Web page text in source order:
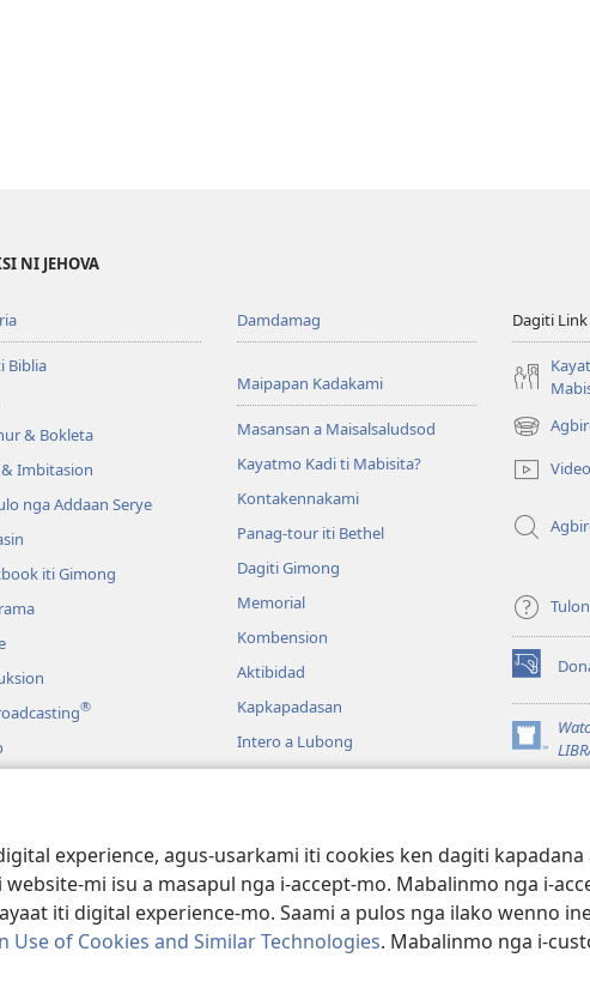
experience, agus-usarkami iti cookies ken dagiti
mi isu a masapul nga i-accept-mo. Mabalinmo nga i-
iti digital experience-mo. Saami a pulos nga ilako wenno
Use of Cookies and Similar Technologies. Mabalinmo nga i-
NI JEHOVA
Biblia
& Bokleta
Imbitasion
nga Addaan Serye
iti Gimong
®
a Pannakaibasa ti
Damdamag
Maipapan Kadakami
Masansan a Maisalsaludsod
Kayatmo Kadi ti Mabisita?
Kontakennakami
Panag-tour iti Bethel
Dagiti Gimong
Memorial
Kombension
Aktibidad
Kapkapadasan
Intero a Lubong
Dagiti Link
iti
baro
window)
Video
iti
baro
a
window)
iti
Society of Pennsylvania.